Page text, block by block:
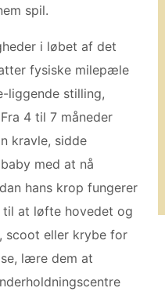
spil.
i løbet af det
fysiske milepæle
liggende stilling,
4 til 7 måneder
kravle, sidde
med at nå
hans krop fungerer
til at løfte hovedet og
scoot eller krybe for
lære dem at